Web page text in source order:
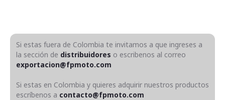
Si estas fuera de Colombia te invitamos a que ingreses a
la sección de distribuidores o escribenos al correo
exportacion@fpmoto.com
Si estas en Colombia y quieres adquirir nuestros productos
escríbenos a contacto@fpmoto.com